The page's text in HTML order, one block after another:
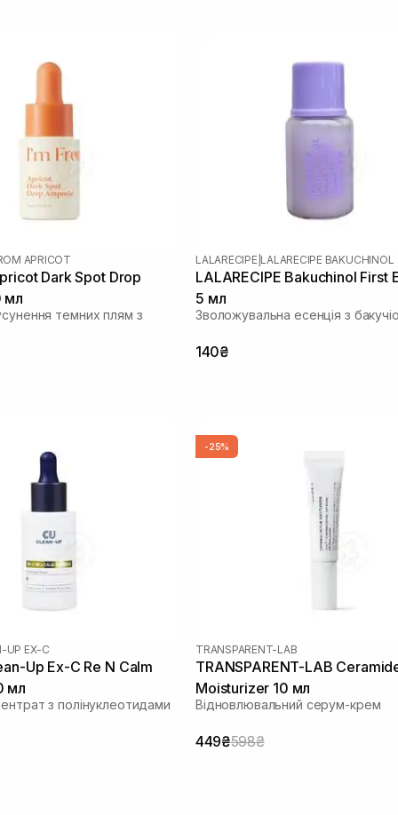
APRICOT
Dark Spot Drop
мл
темних плям з
LALARECIPE LALARECIPE BAKUCHINOL
LALARECIPE Bakuchinol First
5 мл
Зволожувальна есенція з
140₴
UP EX-C
Up Ex-C Re N Calm
мл
з полінуклеотидами
-25%
TRANSPARENT-LAB
TRANSPARENT-LAB
Moisturizer 10 мл
Відновлювальний серум-крем
449₴598₴